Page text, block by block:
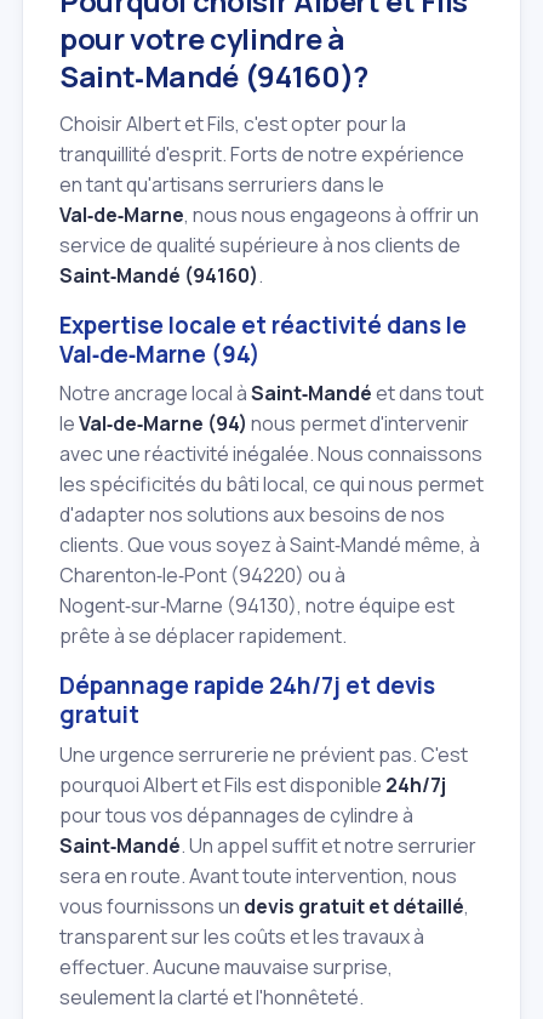
pour votre cylindre à
Saint‑Mandé (94160)?
Choisir Albert et Fils, c'est opter pour la
tranquillité d'esprit. Forts de notre expérience
en tant qu'artisans serruriers dans le
Val‑de‑Marne, nous nous engageons à offrir un
service de qualité supérieure à nos clients de
Saint‑Mandé (94160).
Expertise locale et réactivité dans le
Val‑de‑Marne (94)
Notre ancrage local àSaint‑Mandéet dans tout
leVal‑de‑Marne (94) nous permet d'intervenir
avec une réactivité inégalée. Nous connaissons
les spécificités du bâti local, ce qui nous permet
d'adapter nos solutions aux besoins de nos
clients. Que vous soyez à Saint‑Mandé même, à
Charenton‑le‑Pont (94220) ou à
Nogent‑sur‑Marne (94130), notre équipe est
prête à se déplacer rapidement.
Dépannage rapide 24h/7j et devis
gratuit
Une urgence serrurerie ne prévient pas. C'est
pourquoi Albert et Fils est disponible 24h/7j
pour tous vos dépannages de cylindre à
Saint‑Mandé. Un appel suffit et notre serrurier
sera en route. Avant toute intervention, nous
vous fournissons un devis gratuit et détaillé,
transparent sur les coûts et les travaux à
effectuer. Aucune mauvaise surprise,
seulement la clarté et l'honnêteté.